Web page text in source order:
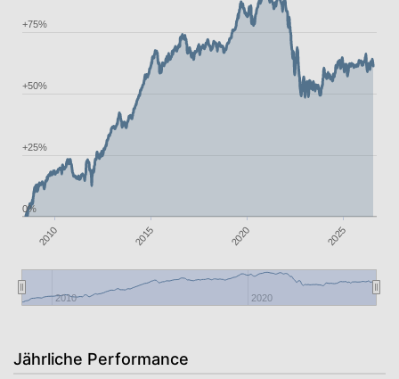
2010 2015 2020 2025
2010 2020
0%
+25%
+50%
+75%
Jährliche Performance